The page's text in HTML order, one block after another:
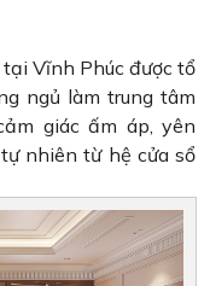
Vĩnh Phúc được tổ
ngủ làm trung tâm
giác ấm áp, yên
nhiên từ hệ cửa sổ